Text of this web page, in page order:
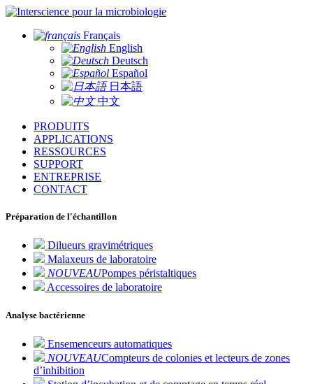
pour la microbiologie
Français
English
Deutsch
Español
日本語
中文
PRODUITS
APPLICATIONS
RESSOURCES
SUPPORT
ENTREPRISE
CONTACT
Préparation de l'échantillon
Dilueurs gravimétriques
Malaxeurs de laboratoire
NOUVEAUPompes péristaltiques
Accessoires de laboratoire
Analyse bactérienne
Ensemenceurs automatiques
NOUVEAUCompteurs de colonies et lecteurs de zones
d’inhibition